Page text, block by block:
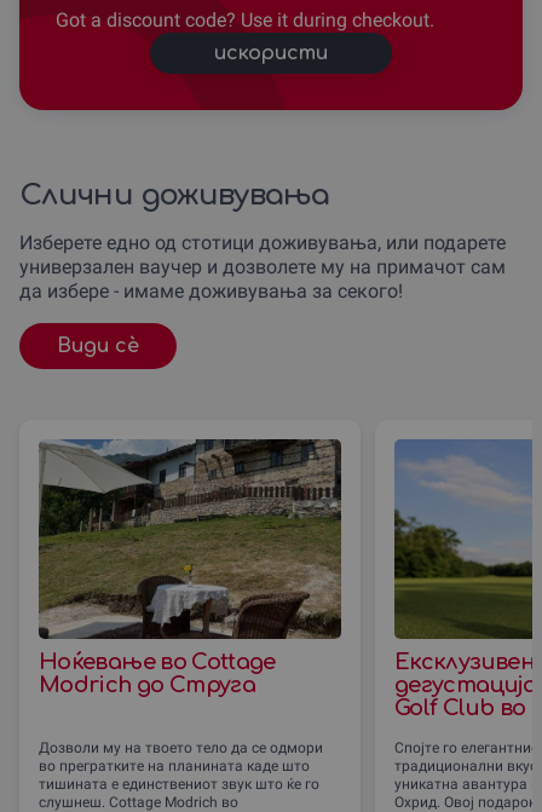
Got a discount code? Use it during checkout.
искористи
Слични доживувања
Изберете едно од стотици доживувања, или подарете
универзален ваучер и дозволете му на примачот сам
да избере - имаме доживувања за секого!
Види сè
Ноќевање во Cottage
Modrich до Струга
Дозволи му на твоето тело да се одмори
во прегратките на планината каде што
тишината е единствениот звук што ќе го
слушнеш. Cottage Modrich во
Golf Club во
Спојте го
традиционални
уникатна авантура
Охрид. Овој подарок